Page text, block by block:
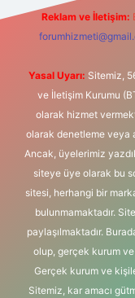
Reklam ve İletişim:
Yasal Uyarı: Sitemiz,
ve İletişim Kurumu
olarak hizmet
olarak denetleme veya
Ancak, üyelerimiz
siteye üye olarak bu
sitesi, herhangi bir
bulunmamaktadır.
paylaşılmaktadır.
olup, gerçek kurum ve
Gerçek kurum ve
Sitemiz, kar amacı